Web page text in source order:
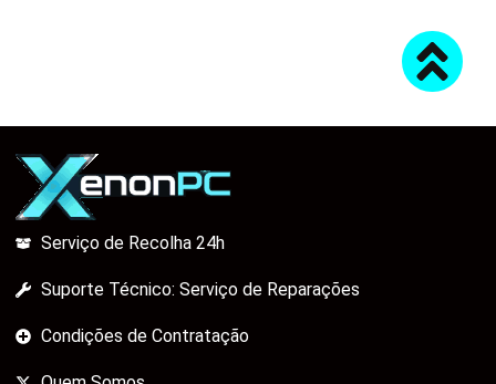
Serviço de Recolha 24h
Suporte Técnico: Serviço de Reparações
Condições de Contratação